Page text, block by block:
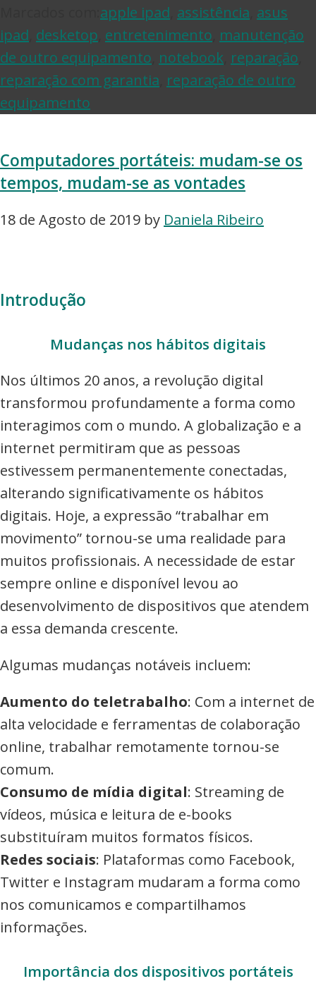
apple ipad assistência asus
ipad desketop entretenimento manutenção
de outro equipamento notebook reparação
reparação com garantia reparação de outro
equipamento
Computadores portáteis: mudam-se os
tempos, mudam-se as vontades
18 de Agosto de 2019 by Daniela Ribeiro
Introdução
Mudanças nos hábitos digitais
Nos últimos 20 anos, a revolução digital
transformou profundamente a forma como
interagimos com o mundo. A globalização e a
internet permitiram que as pessoas
estivessem permanentemente conectadas,
alterando significativamente os hábitos
digitais. Hoje, a expressão “trabalhar em
movimento” tornou-se uma realidade para
muitos profissionais. A necessidade de estar
sempre online e disponível levou ao
desenvolvimento de dispositivos que atendem
a essa demanda crescente.
Algumas mudanças notáveis incluem:
Aumento do teletrabalho: Com a internet de
alta velocidade e ferramentas de colaboração
online, trabalhar remotamente tornou-se
comum.
Consumo de mídia digital: Streaming de
vídeos, música e leitura de e-books
substituíram muitos formatos físicos.
Redes sociais: Plataformas como Facebook,
Twitter e Instagram mudaram a forma como
nos comunicamos e compartilhamos
informações.
Importância dos dispositivos portáteis